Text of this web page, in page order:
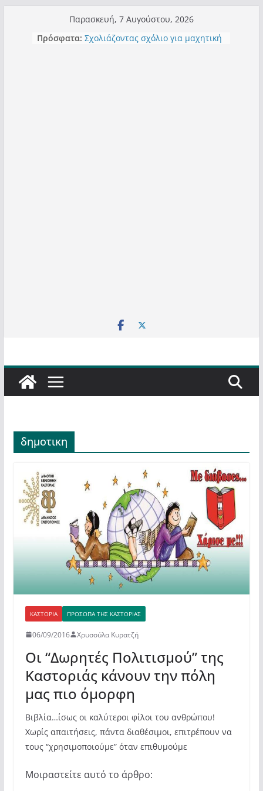
περιεχόμενο
Παρασκευή, 7 Αυγούστου, 2026
Πρόσφατα: Σχολιάζοντας σχόλιο για μαχητική
δημοτικη
ΚΑΣΤΟΡΙΆ ΠΡΌΣΩΠΑ ΤΗΣ ΚΑΣΤΟΡΙΆΣ
06/09/2016 Χρυσούλα Κυρατζή
Οι “Δωρητές Πολιτισμού” της
Καστοριάς κάνουν την πόλη
μας πιο όμορφη
Βιβλία…ίσως οι καλύτεροι φίλοι του ανθρώπου!
Χωρίς απαιτήσεις, πάντα διαθέσιμοι, επιτρέπουν να
τους “χρησιμοποιούμε” όταν επιθυμούμε
Μοιραστείτε αυτό το άρθρο: